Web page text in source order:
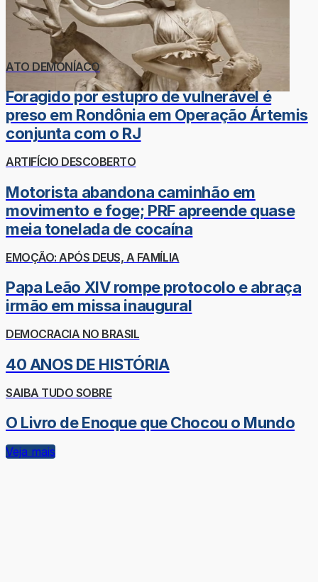
ATO DEMONÍACO
Foragido por estupro de vulnerável é
preso em Rondônia em Operação Ártemis
conjunta com o RJ
ARTIFÍCIO DESCOBERTO
Motorista abandona caminhão em
movimento e foge; PRF apreende quase
meia tonelada de cocaína
EMOÇÃO: APÓS DEUS, A FAMÍLIA
Papa Leão XIV rompe protocolo e abraça
irmão em missa inaugural
DEMOCRACIA NO BRASIL
40 ANOS DE HISTÓRIA
SAIBA TUDO SOBRE
O Livro de Enoque que Chocou o Mundo
Veja mais